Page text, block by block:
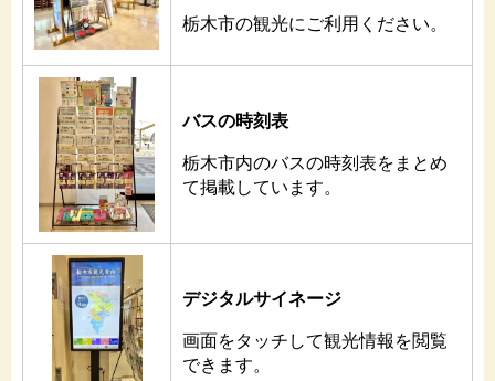
栃木市の観光にご利用ください。
バスの時刻表
栃木市内のバスの時刻表をまとめ
て掲載しています。
デジタルサイネージ
画面をタッチして観光情報を閲覧
できます。